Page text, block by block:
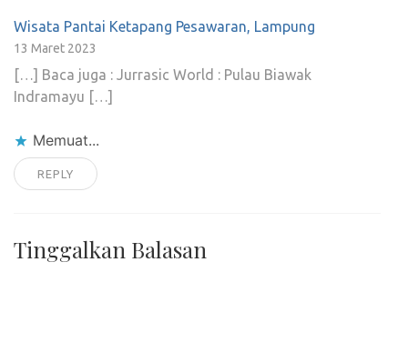
Wisata Pantai Ketapang Pesawaran, Lampung
13 Maret 2023
[…] Baca juga : Jurrasic World : Pulau Biawak
Indramayu […]
Memuat...
REPLY
Tinggalkan Balasan